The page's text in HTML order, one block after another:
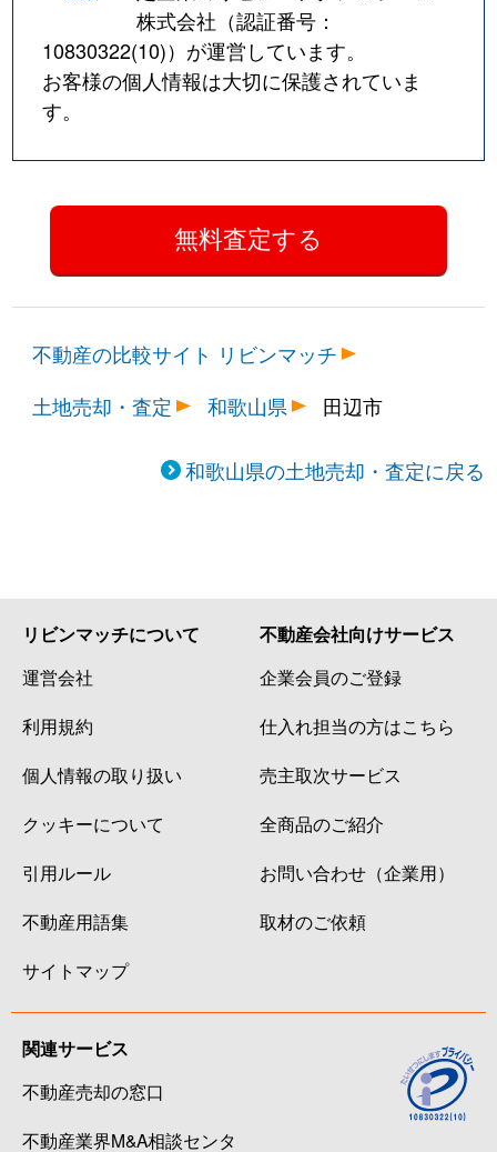
株式会社（認証番号：
10830322(10)）が運営しています。
お客様の個人情報は大切に保護されていま
す。
不動産の比較サイト リビンマッチ
土地売却・査定
和歌山県 田辺市
和歌山県の土地売却・査定に戻る
リビンマッチについて
運営会社
利用規約
個人情報の取り扱い
クッキーについて
引用ルール
不動産用語集
サイトマップ
不動産会社向けサービス
企業会員のご登録
仕入れ担当の方はこちら
売主取次サービス
全商品のご紹介
お問い合わせ（企業用）
取材のご依頼
関連サービス
不動産売却の窓口
不動産業界M&A相談センタ